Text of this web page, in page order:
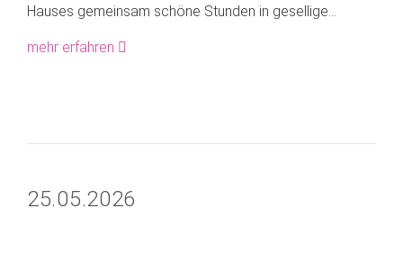
Hauses gemeinsam schöne Stunden in gesellige...
mehr erfahren
25.05.2026